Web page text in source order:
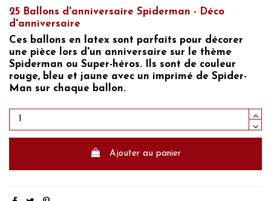
25 Ballons d'anniversaire Spiderman - Déco
d'anniversaire
Ces ballons en latex sont parfaits pour décorer
une pièce lors d'un anniversaire sur le thème
Spiderman ou Super-héros. Ils sont de couleur
rouge, bleu et jaune avec un imprimé de Spider-
Man sur chaque ballon.
Ajouter au panier